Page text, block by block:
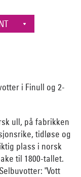
i Finull og 2-
ull, på fabrikken
tidløse og
plass i norsk
til 1800-tallet.
"Vott